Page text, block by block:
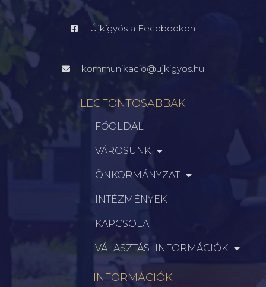
Újkígyós a Fecebookon
kommunikacio@ujkigyos.hu
LEGFONTOSABBAK
FŐOLDAL
VÁROSUNK
ÖNKORMÁNYZAT
INTÉZMÉNYEK
KAPCSOLAT
VÁLASZTÁSI INFORMÁCIÓK
INFORMÁCIÓK